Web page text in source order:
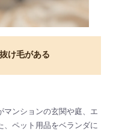
け毛がある
マンションの玄関や庭、エ
、ペット用品をベランダに